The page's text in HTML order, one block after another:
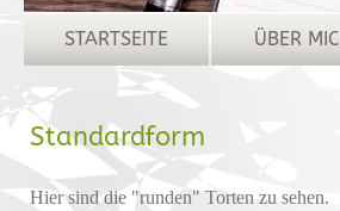
STARTSEITE ÜBER
Standardform
Hier sind die "runden" Torten zu sehen.